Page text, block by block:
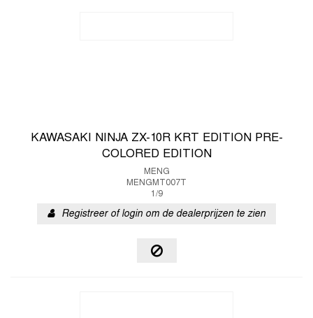
KAWASAKI NINJA ZX-10R KRT EDITION PRE-
COLORED EDITION
MENG
MENGMT007T
1/9
Registreer of login om de dealerprijzen te zien